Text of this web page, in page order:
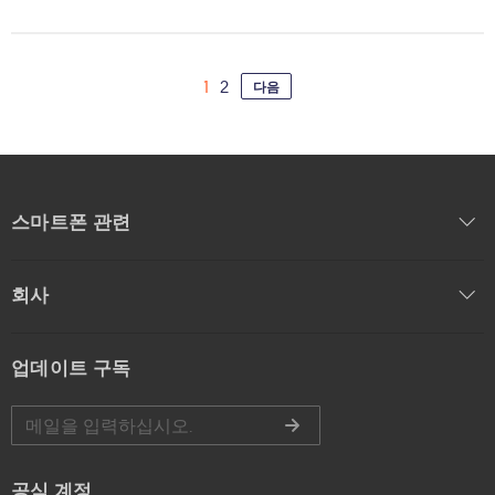
1 2 다음
스마트폰 관련
회사
업데이트 구독